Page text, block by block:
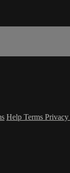
Help Terms Privacy